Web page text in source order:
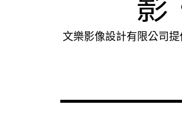
文樂影像設計有限公司